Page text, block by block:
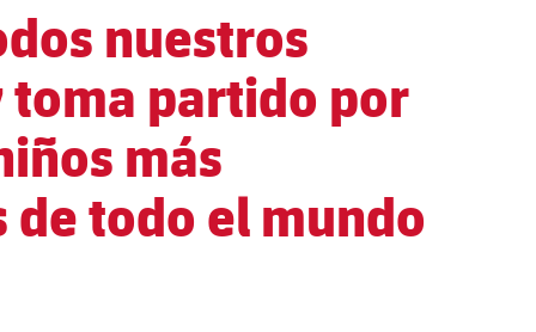
nuestros
toma partido por
más
todo el mundo